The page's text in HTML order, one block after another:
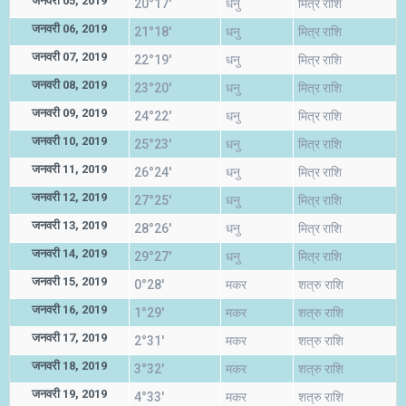
20°17' धनु मित्र राशि
जनवरी 06, 2019 21°18' धनु मित्र राशि
जनवरी 07, 2019 22°19' धनु मित्र राशि
जनवरी 08, 2019 23°20' धनु मित्र राशि
जनवरी 09, 2019 24°22' धनु मित्र राशि
जनवरी 10, 2019 25°23' धनु मित्र राशि
जनवरी 11, 2019 26°24' धनु मित्र राशि
जनवरी 12, 2019 27°25' धनु मित्र राशि
जनवरी 13, 2019 28°26' धनु मित्र राशि
जनवरी 14, 2019 29°27' धनु मित्र राशि
जनवरी 15, 2019 0°28' मकर शत्रु राशि
जनवरी 16, 2019 1°29' मकर शत्रु राशि
जनवरी 17, 2019 2°31' मकर शत्रु राशि
जनवरी 18, 2019 3°32' मकर शत्रु राशि
जनवरी 19, 2019 4°33' मकर शत्रु राशि